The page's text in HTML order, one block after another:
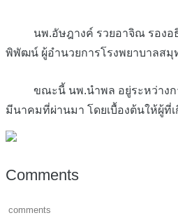
นพ.อัษฎางค์ รวยอาจิณ รองอธิบดี
พิพัฒน์ ผู้อำนวยการโรงพยาบาลสมุ
ขณะนี้ นพ.นำพล อยู่ระหว่างการส
มีนาคมที่ผ่านมา โดยเบื้องต้นให้ผู้ที่เ
Comments
comments